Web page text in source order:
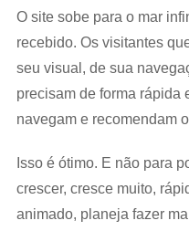
O site sobe para o mar
recebido. Os visitantes
seu visual, de sua
precisam de forma rápida
navegam e recomendam
Isso é ótimo. E não para
crescer, cresce muito,
animado, planeja fazer